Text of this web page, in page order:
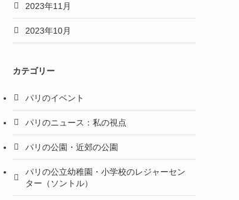
2023年11月
2023年10月
カテゴリー
パリのイベント
パリのニュース：私の視点
パリの公園・近郊の公園
パリの公立幼稚園・小学校のレジャーセン
ター（ソントル）